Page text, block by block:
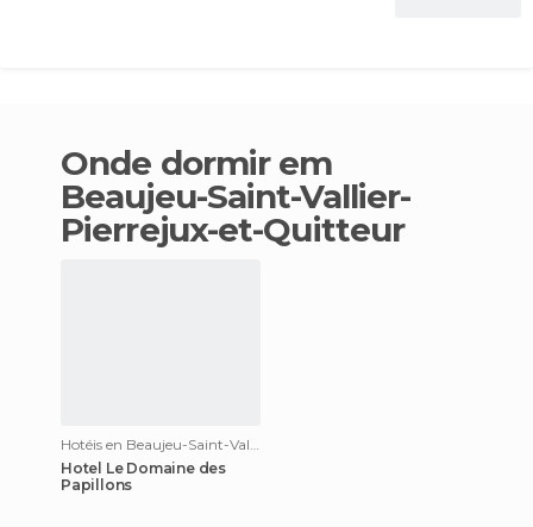
Onde dormir em
Beaujeu-Saint-Vallier-
Pierrejux-et-Quitteur
Hotel Le Domaine des
Papillons